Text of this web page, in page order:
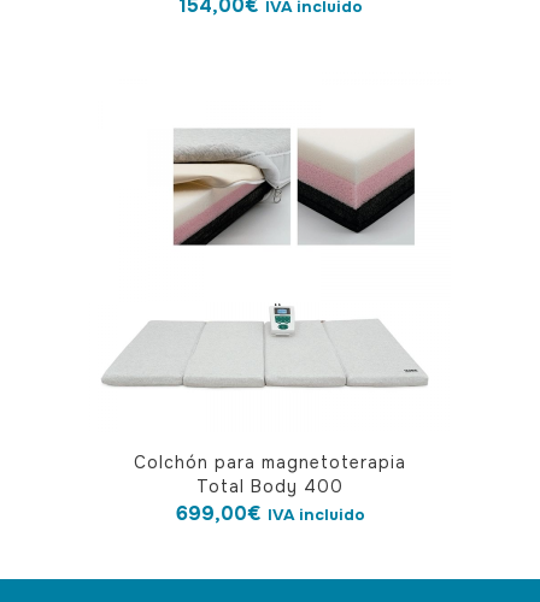
154,00€ IVA incluido
Colchón para magnetoterapia
Total Body 400
699,00€ IVA incluido